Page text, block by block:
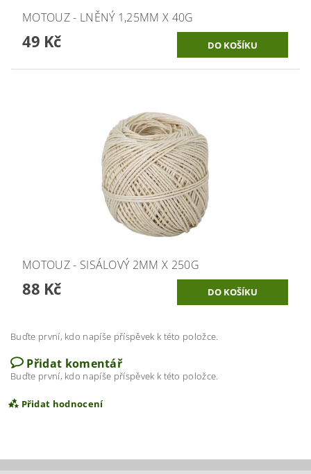
MOTOUZ - LNĚNÝ 1,25MM X 40G
49 Kč
MOTOUZ - SISÁLOVÝ 2MM X 250G
88 Kč
Buďte první, kdo napíše příspěvek k této položce.
Přidat komentář
Buďte první, kdo napíše příspěvek k této položce.
Přidat hodnocení